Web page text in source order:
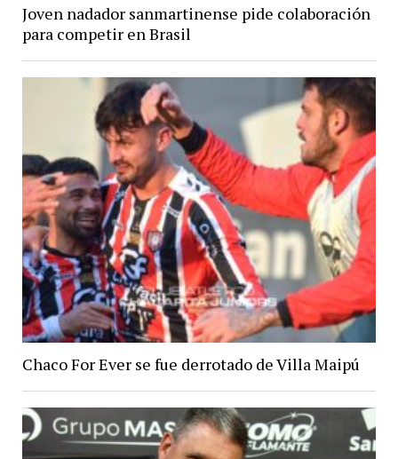
Joven nadador sanmartinense pide colaboración
para competir en Brasil
Chaco For Ever se fue derrotado de Villa Maipú